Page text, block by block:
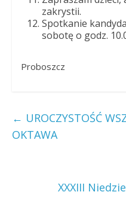
zakrystii.
Spotkanie
sobotę o godz.
Proboszcz
← UROCZYSTOŚĆ
OKTAWA
XXXIII